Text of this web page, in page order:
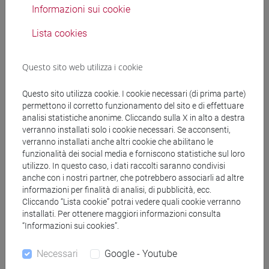
relative, i contenuti del corso possono essere così
suddivisi:
Descrizione programma, modalità d’esame e
-Il progetto di conservazione
Definizione del progetto di conservazione nelle sue
diverse fasi (dalla diagnostica al monitoraggio).
Conoscenze necessarie per lo sviluppo del progetto
(interdisciplinarità). Esempi
-L’intervento di pulitura nell’architettura
Ripasso dei processi di degrado delle superfici
architettoniche (incluse le superfici affrescate).
Criteri di scelta dei metodi (cosa rimuovere).
Metodi fisici e meccanici (dalla rimozione
(dall’impiego di acqua nebulizzata, agli impacchi
Informazioni sui cookie
Lista cookies
Questo sito web utilizza i cookie
Questo sito utilizza cookie. I cookie necessari (di prima parte)
permettono il corretto funzionamento del sito e di effettuare
analisi statistiche anonime. Cliccando sulla X in alto a destra
verranno installati solo i cookie necessari. Se acconsenti,
verranno installati anche altri cookie che abilitano le
funzionalità dei social media e forniscono statistiche sul loro
utilizzo. In questo caso, i dati raccolti saranno condivisi
anche con i nostri partner, che potrebbero associarli ad altre
informazioni per finalità di analisi, di pubblicità, ecc.
Cliccando “Lista cookie” potrai vedere quali cookie verranno
installati. Per ottenere maggiori informazioni consulta
“Informazioni sui cookies”.
Necessari Google - Youtube